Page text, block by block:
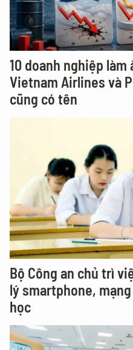
10 doanh nghiệp
Vietnam Airlines và
cũng có tên
Bộ Công an chủ trì
lý smartphone,
học